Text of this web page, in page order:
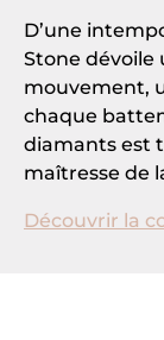
D’une
Stone
mouvement,
chaque
diamants est
maîtresse de
Découvrir la